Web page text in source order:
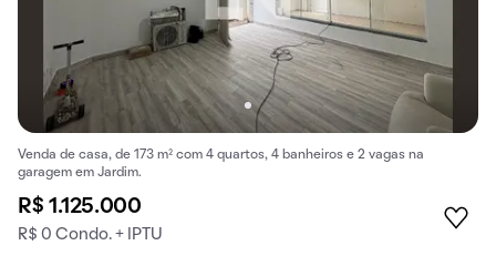
Venda de casa, de 173 m² com 4 quartos, 4 banheiros e 2 vagas na
garagem em Jardim.
R$ 1.125.000
R$ 0 Condo. + IPTU